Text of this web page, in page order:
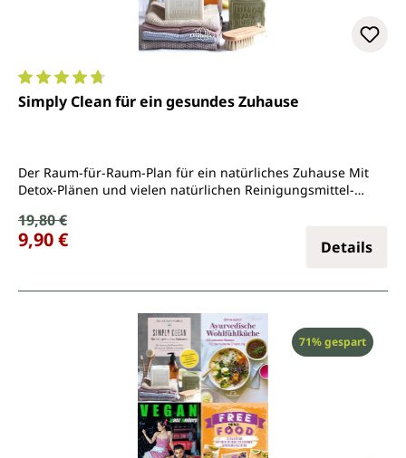
Durchschnittliche Bewertung von 4.7 von 5 Sternen
Simply Clean für ein gesundes Zuhause
Der Raum-für-Raum-Plan für ein natürliches Zuhause Mit
Detox-Plänen und vielen natürlichen Reinigungsmittel-
Verkaufspreis:
Regulärer Preis:
19,80 €
9,90 € Details
Rabatt
71% gespart